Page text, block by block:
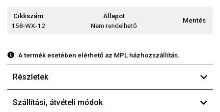
Cikkszám
158-WX-12
Állapot
Nem rendelhető
Mentés
A termék esetében elérhető az MPL házhozszállítás.
Részletek
Szállítási, átvételi módok